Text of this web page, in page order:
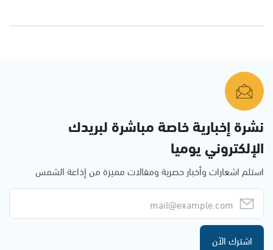
نشرة إخبارية خاصة مباشرة لبريدك
الإلكتروني يوميا
استلم اشعارات وأخبار حصرية ومقالات مميزة من إذاعة الشمس
اشترك الآن